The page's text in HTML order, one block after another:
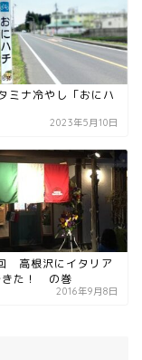
ミナ冷やし「おにハ
2023年5月10日
高根沢にイタリア
きた！ の巻
2016年9月8日